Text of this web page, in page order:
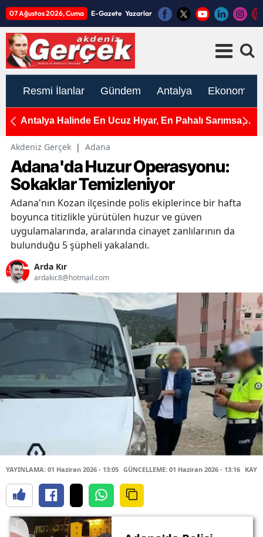
07 Ağustos 2026, Cuma E-Gazete Yazarlar
Resmi İlanlar Gündem Antalya Ekonomi
Antalya Halinde En Ucuz Hıyar, En Pahalı Sarımsak
Akdeniz Gerçek | Adana
Adana'da Huzur Operasyonu:
Sokaklar Temizleniyor
Adana'nın Kozan ilçesinde polis ekiplerince bir hafta
boyunca titizlikle yürütülen huzur ve güven
uygulamalarında, aralarında cinayet zanlılarının da
bulunduğu 5 şüpheli yakalandı.
Arda Kır
ardakir.8@hotmail.com
YAYINLAMA: 01 Haziran 2026 - 13:05 GÜNCELLEME: 01 Haziran 2026 - 13:16